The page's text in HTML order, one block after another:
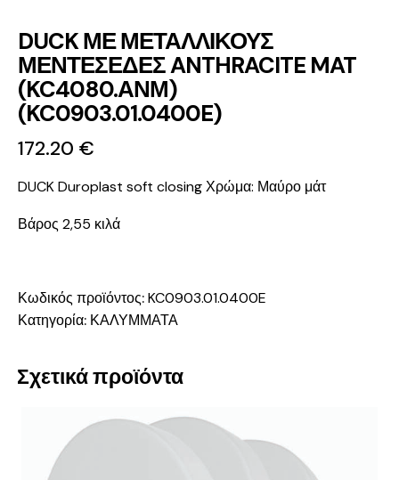
DUCK ΜΕ ΜΕΤΑΛΛΙΚΟΥΣ
ΜΕΝΤΕΣΕΔΕΣ ANTHRACITE MAT
(KC4080.ΑΝΜ)
(KC0903.01.0400E)
172.20 €
DUCK Duroplast soft closingΧρώμα: Μαύρο μάτ
Βάρος 2,55 κιλά
Κωδικός προϊόντος:KC0903.01.0400E
Κατηγορία: ΚΑΛΥΜΜΑΤΑ
Σχετικά προϊόντα